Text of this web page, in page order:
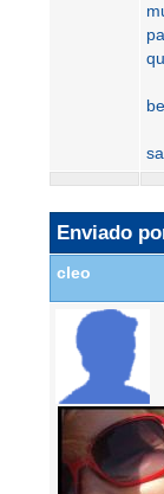
Enviado
cleo